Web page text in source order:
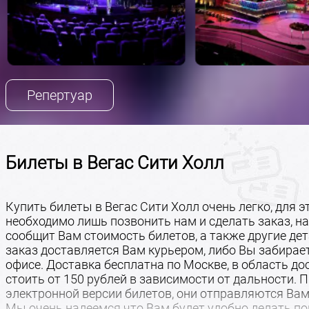
Репертуар
Билеты в Вегас Сити Холл
Купить билеты в Вегас Сити Холл очень легко, для
необходимо лишь позвонить нам и сделать заказ,
сообщит Вам стоимость билетов, а также другие
заказ доставляется Вам курьером, либо Вы
офисе. Доставка бесплатна по Москве, в область
стоить от 150 рублей в зависимости от дальности.
электронной версии билетов, они отправляются